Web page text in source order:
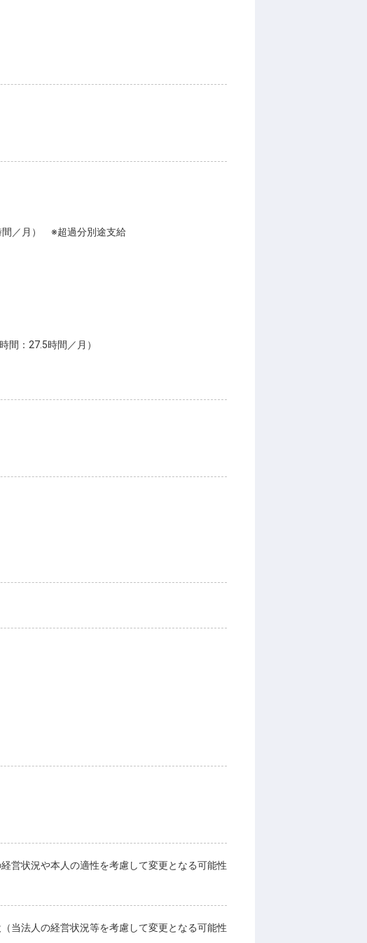
間／月） ※超過分別途支給
間：27.5時間／月）
営状況や本人の適性を考慮して変更となる可能性
当法人の経営状況等を考慮して変更となる可能性